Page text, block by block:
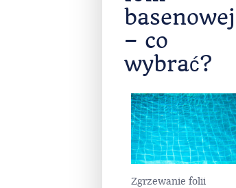
More
Sprzęt do
zgrzewania
folii
basenowej
– co
wybrać?